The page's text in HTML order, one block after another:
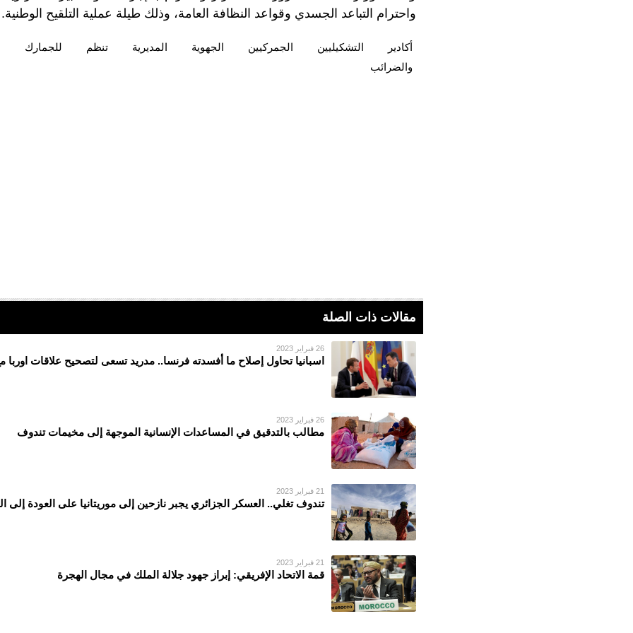
واحترام التباعد الجسدي وقواعد النظافة العامة، وذلك طيلة عملية التلقيح الوطنية.
أكادير التشكيليين الجمركيين الجهوية المديرية تنظم للجمارك
والضرائب
مقالات ذات الصلة
26 فبراير 2023
اسبانيا تحاول إصلاح ما أفسدته فرنسا.. مدريد تسعى لتصحيح علاقات اوربا
26 فبراير 2023
مطالب بالتدقيق في المساعدات الإنسانية الموجهة إلى مخيمات تندوف
21 فبراير 2023
تندوف تغلي.. العسكر الجزائري يجبر نازحين إلى موريتانيا على العودة إلى
21 فبراير 2023
قمة الاتحاد الإفريقي: إبراز جهود جلالة الملك في مجال الهجرة